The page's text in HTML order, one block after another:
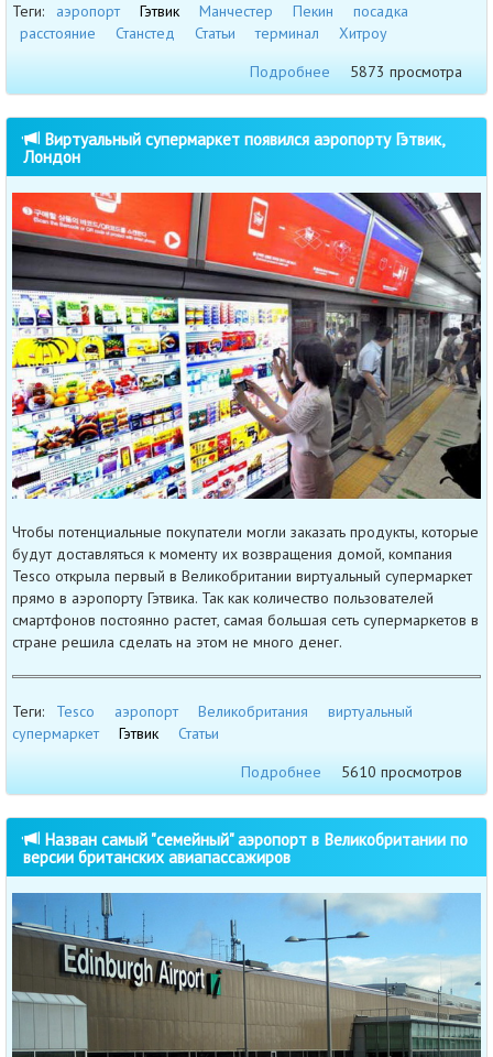
Теги: аэропорт Гэтвик Манчестер Пекин
посадка
расстояние
Станстед Статьи терминал
Хитроу
Подробнее
5873 просмотра
Виртуальный супермаркет появился аэропорту Гэтвик,
Лондон
Чтобы потенциальные покупатели могли заказать продукты, которые
будут доставляться к моменту их возвращения домой, компания
Tesco открыла первый в Великобритании виртуальный супермаркет
прямо в аэропорту Гэтвика. Так как количество пользователей
смартфонов постоянно растет, самая большая сеть супермаркетов в
стране решила сделать на этом не много денег.
Теги: Tesco аэропорт Великобритания
виртуальный
супермаркет
Гэтвик
Статьи
Подробнее
5610 просмотров
Назван самый "семейный" аэропорт в Великобритании по
версии британских авиапассажиров